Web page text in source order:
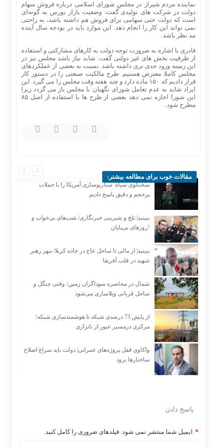
نماینده مردم شیراز در مجلس شورای اسلامی درباره فروش سهام
دولت در شرکت های تولیدی گفت: وضعیت بازار بورس به گونه‌ای
است که دولت حتی سهامی برای فروش هم داشته باشد، به راحتی
نمی تواند این کار را انجام دهد. این موارد باید در بودجه سال آینده
مد نظر باشد.
قادری با اشاره به ضرورت توجه دولت به کارهای مشارکتی و استفاده
از ظرفیت بخش های غیر دولتی گفت: شاید نیاز باشد مجلس نیز در
این زمینه ورود جدی تری داشته باشد. نسبت به بعضی از عملکردهای
مجلس کاملا معترض هستیم. طرح مالکیت صنعتی را در دستور کار
قرار دادیم که ۱۵۰ ماده دارد و چند هفته وقت مجلس را می گیرد. این
ایراد شاید به عدم تعامل شورای نگهبان با مجلس باز می گردد زیرا
این شورا اجازه نمی دهد بعضی از طرح ها با استفاده از اصل ۸۵
مطرح شود.
مقالات خوب برای مطالعه بیشتر:
سخنگوی سپاه: سناریوسازی آمریکا را با حملات
پرحجم‌‌ و دقیق‌ پاسخ دادیم
ببینید| تلخ و شیرینی خبرنگاری/‌ شب‌های بی‌خواب و
روزهای بی‌پایان!
ببینید| از مالی تا ساحل عاج در جاده کربلا/ مهر رهبر
شهید در قلب آفریقا
شمال در محاصره سوداگران زمین؛ وقتی جنگل و
ساحل قربانی ویلاسازی می‌شود
از پایش 73 درصدی شبکه تا هوشمندسازی شبکه؛
مرکزی درمسیر عبور از ناترازی
واکاوی قفل پروژه‌های عمرانی| دولت باید سراغ اصلاح
ساختارها برود
پاسخ دادن
ایمیل شما منتشر نمی شود. فیلدهای ضروری را کامل کنید. *